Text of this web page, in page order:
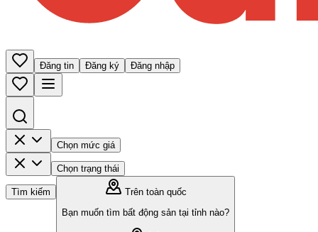
Đăng tin Đăng ký Đăng nhập
Chọn mức giá
Chọn trạng thái
Tìm kiếm
Trên toàn quốc
Bạn muốn tìm bất động sản tại tỉnh nào?